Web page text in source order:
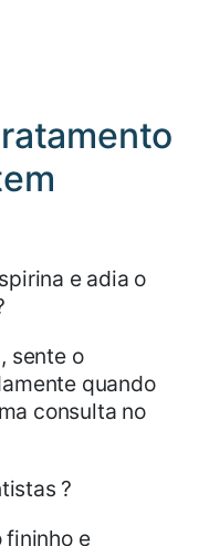
e adia o
sente o
quando
consulta no
?
fininho e